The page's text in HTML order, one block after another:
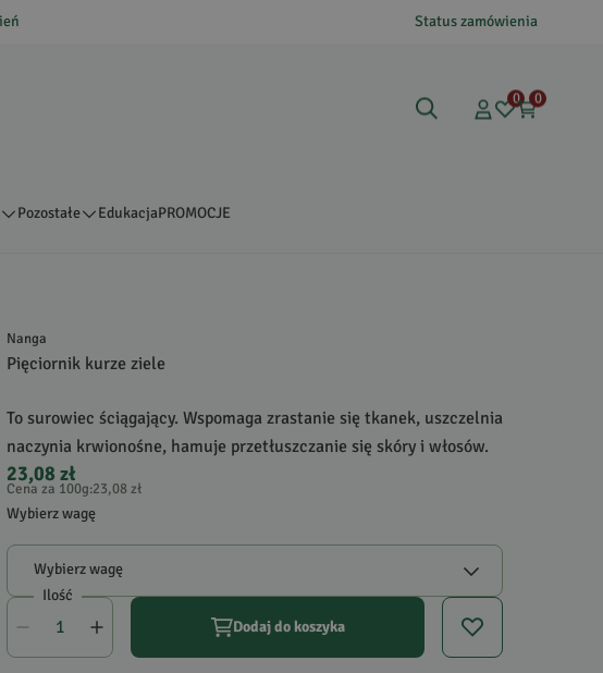
Status zamówienia
0 0
Pozostałe EdukacjaPROMOCJE
Nanga
Pięciornik kurze ziele
To surowiec ściągający. Wspomaga zrastanie się tkanek, uszczelnia
naczynia krwionośne, hamuje przetłuszczanie się skóry i włosów.
23,08 zł
Cena za 100g:23,08 zł
Wybierz wagę
Wybierz wagę
Ilość
Dodaj do koszyka